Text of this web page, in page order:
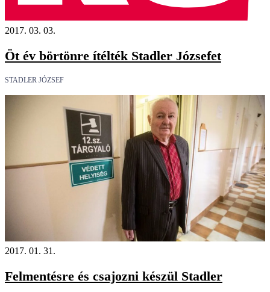
2017. 03. 03.
Öt év börtönre ítélték Stadler Józsefet
STADLER JÓZSEF
2017. 01. 31.
Felmentésre és csajozni készül Stadler